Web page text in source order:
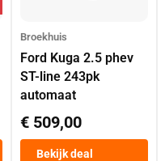
Broekhuis
Ford Kuga 2.5 phev
ST-line 243pk
automaat
€ 509,00
Bekijk deal